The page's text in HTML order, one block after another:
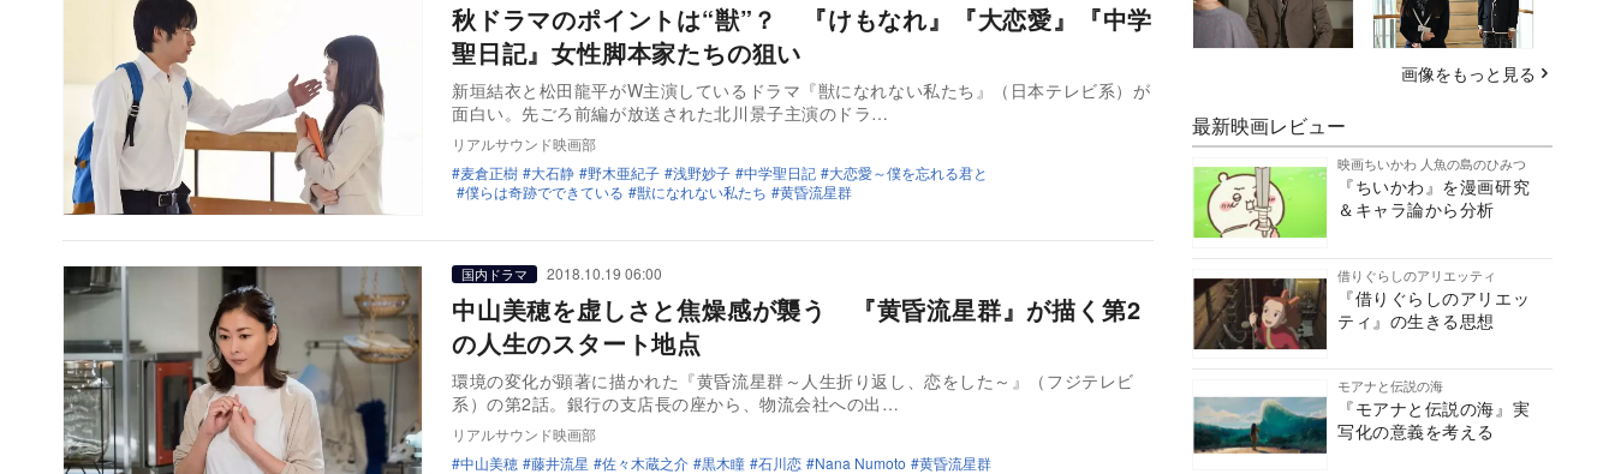
秋ドラマのポイントは“獣”？ 『けもなれ』『大恋愛』『中学
聖日記』女性脚本家たちの狙い
新垣結衣と松田龍平がW主演しているドラマ『獣になれない私たち』（日本テレビ系）が
面白い。先ごろ前編が放送された北川景子主演のドラ…
リアルサウンド映画部
麦倉正樹
大石静 野木亜紀子 浅野妙子 中学聖日記
大恋愛～僕を忘れる君と
僕らは奇跡でできている
獣になれない私たち 黄昏流星群
国内ドラマ 2018.10.19 06:00
中山美穂を虚しさと焦燥感が襲う 『黄昏流星群』が描く第2
の人生のスタート地点
環境の変化が顕著に描かれた『黄昏流星群～人生折り返し、恋をした～』（フジテレビ
系）の第2話。銀行の支店長の座から、物流会社への出…
リアルサウンド映画部
中山美穂
藤井流星 佐々木蔵之介 黒木瞳 石川恋 Nana Numoto
黄昏流星群
画像をもっと見る
最新映画レビュー
映画ちいかわ 人魚の島のひみつ
『ちいかわ』を漫画研究
＆キャラ論から分析
借りぐらしのアリエッティ
『借りぐらしのアリエッ
ティ』の生きる思想
モアナと伝説の海
『モアナと伝説の海』実
写化の意義を考える